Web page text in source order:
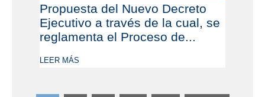
Propuesta del Nuevo Decreto
Ejecutivo a través de la cual, se
reglamenta el Proceso de...
LEER MÁS